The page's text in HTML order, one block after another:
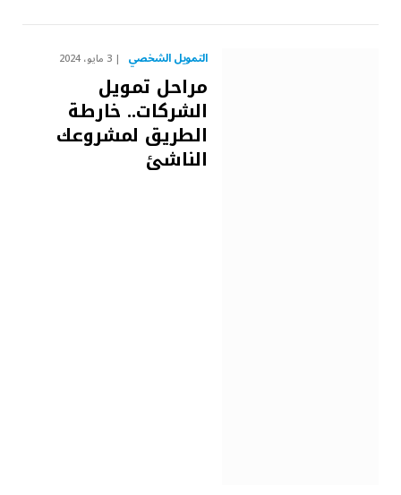
التمويل الشخصي 3 مايو، 2024
مراحل تمويل
الشركات.. خارطة
الطريق لمشروعك
الناشئ